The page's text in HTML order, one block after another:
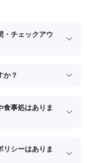
・チェックアウ
か？
食事処はありま
リシーはありま